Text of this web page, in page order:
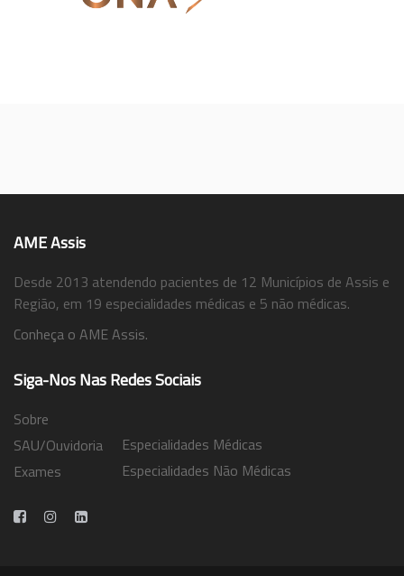
AME Assis
Desde 2013 atendendo pacientes de 12 Municípios de Assis e
Região, em 19 especialidades médicas e 5 não médicas.
Conheça o AME Assis.
Siga-Nos Nas Redes Sociais
Sobre
SAU/Ouvidoria
Exames
Especialidades Médicas
Especialidades Não Médicas